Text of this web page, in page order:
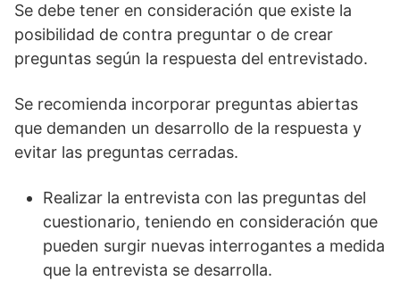
Se debe tener en consideración que existe la
posibilidad de contra preguntar o de crear
preguntas según la respuesta del entrevistado.
Se recomienda incorporar preguntas abiertas
que demanden un desarrollo de la respuesta y
evitar las preguntas cerradas.
Realizar la entrevista con las preguntas del
cuestionario, teniendo en consideración que
pueden surgir nuevas interrogantes a medida
que la entrevista se desarrolla.